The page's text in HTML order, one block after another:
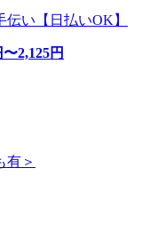
い【日払いOK】
〜2,125円
有＞